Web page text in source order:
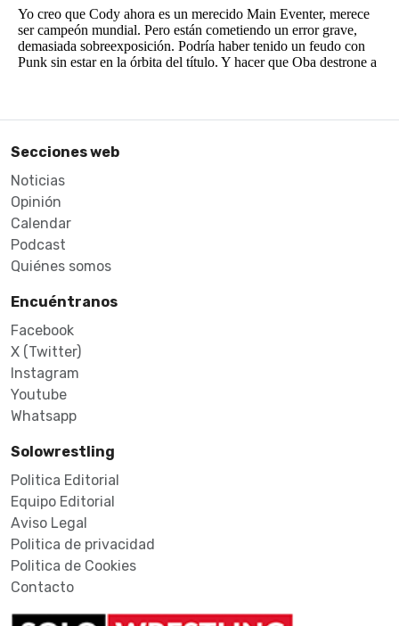
Secciones web
Noticias
Opinión
Calendar
Podcast
Quiénes somos
Encuéntranos
Facebook
X (Twitter)
Instagram
Youtube
Whatsapp
Solowrestling
Politica Editorial
Equipo Editorial
Aviso Legal
Politica de privacidad
Politica de Cookies
Contacto